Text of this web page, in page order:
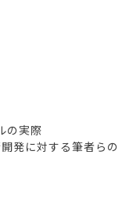
の実際
発に対する筆者らの